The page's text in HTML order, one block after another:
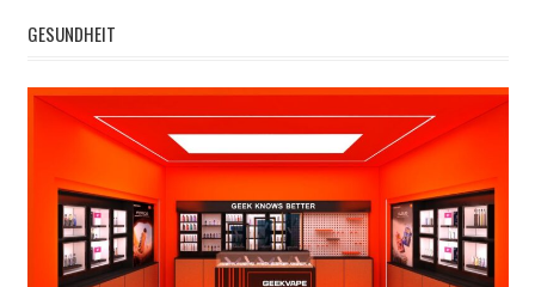
von
zu
GESUNDHEIT